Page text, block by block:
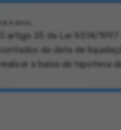
há 6 anos
O artigo 25 da Lei 9.514/
contados da data de
realizar a baixa de hipoteca